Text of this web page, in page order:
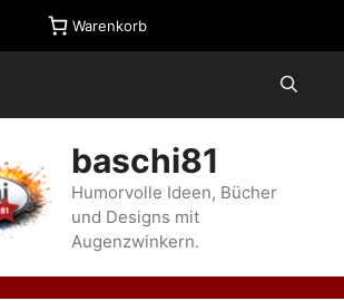
Warenkorb
baschi81
Humorvolle Ideen, Bücher
und Designs mit
Augenzwinkern.